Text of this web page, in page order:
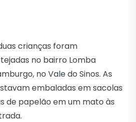
crianças foram
no bairro Lomba
no Vale do Sinos. As
embaladas em sacolas
de papelão em um mato às